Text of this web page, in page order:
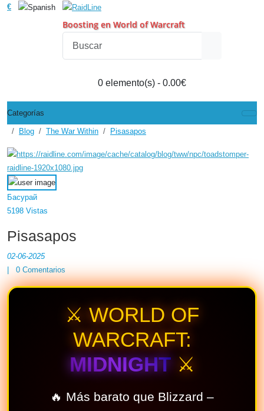
€
Boosting en World of Warcraft
0 elemento(s) - 0.00€
Categorías
Blog The War Within Pisasapos
Басурай
5198 Vistas
Pisasapos
02-06-2025
0 Comentarios
⚔️ WORLD OF
WARCRAFT:
MIDNIGHT⚔️
🔥 Más barato que Blizzard –